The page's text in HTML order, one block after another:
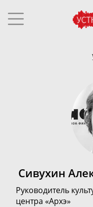
Сивухин
Руководитель
центра «Архэ»